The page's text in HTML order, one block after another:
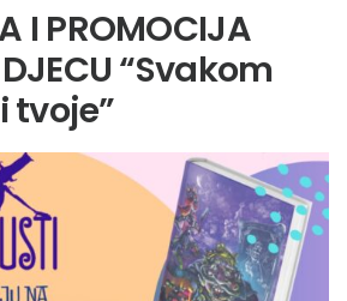
I PROMOCIJA
“Svakom
tvoje”